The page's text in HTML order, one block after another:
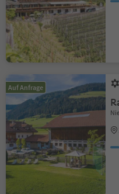
Auf Anfrage